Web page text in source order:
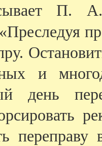
П. А.
и
день